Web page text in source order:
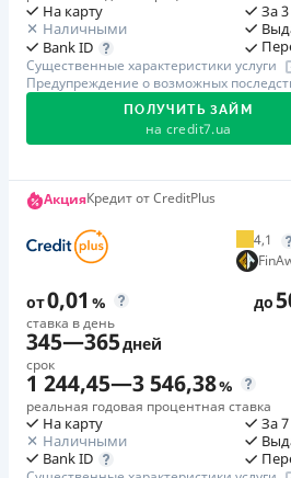
На карту
Наличными
Bank ID
За
Существенные характеристики услуги
Предупреждение о возможных
ПОЛУЧИТЬ ЗАЙМ
на credit7.ua
Акция: «Кешбэк за друга»
друг регистрируется и получает
1000 грн), клиент автоматически
кешбэка. Акция действует до
🥉 Бронза FinAwards 2026
Бронзовый призер FinAwards
лояльности»
Первый займ
от 0,01%/день до 30 000 ₴
АкцияКредит от CreditPlus
4,1
от0,01 %
ставка в день
до
345—365дней
срок
1 244,45—3 546,38%
реальная годовая процентная ставка
На карту
Наличными
Bank ID
За